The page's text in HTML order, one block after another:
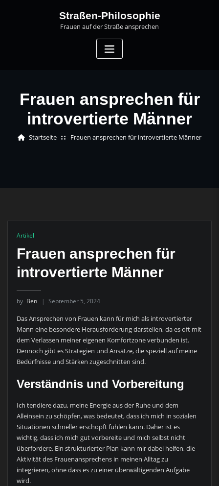
Straßen-Philosophie
Frauen auf der Straße ansprechen
Frauen ansprechen für
introvertierte Männer
Startseite Frauen ansprechen für introvertierte Männer
Artikel
Frauen ansprechen für
introvertierte Männer
by Ben September 5, 2024
Das Ansprechen von Frauen kann für mich als introvertierter
Mann eine besondere Herausforderung darstellen, da es oft mit
dem Verlassen meiner eigenen Komfortzone verbunden ist.
Dennoch gibt es Strategien und Ansätze, die speziell auf meine
Bedürfnisse und Stärken zugeschnitten sind.
Verständnis und Vorbereitung
Ich tendiere dazu, meine Energie aus der Ruhe und dem
Alleinsein zu schöpfen, was bedeutet, dass ich mich in sozialen
Situationen schneller erschöpft fühlen kann. Daher ist es
wichtig, dass ich mich gut vorbereite und mich selbst nicht
überfordere. Ein strukturierter Plan kann mir dabei helfen, die
Aktivität des Frauenansprechens in meinen Alltag zu
integrieren, ohne dass es zu einer überwältigenden Aufgabe
wird.